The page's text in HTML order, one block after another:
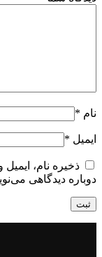
نام *
ایمیل *
ذخیره نام،
دوباره دیدگاهی